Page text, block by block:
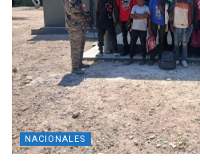
NACIONALES